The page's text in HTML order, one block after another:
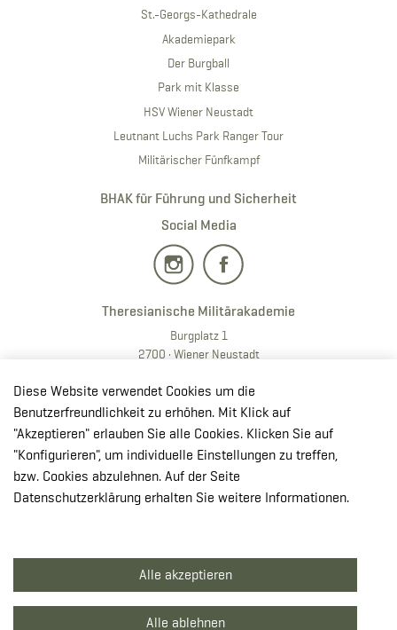
St.-Georgs-Kathedrale
Akademiepark
Der Burgball
Park mit Klasse
HSV Wiener Neustadt
Leutnant Luchs Park Ranger Tour
Militärischer Fünfkampf
BHAK für Führung und Sicherheit
Social Media
Theresianische Militärakademie
Burgplatz 1
2700 · Wiener Neustadt
T:+43 50201 20 28901
E:redaktion.milak @bmlv.gv.at
In OpenStreetMap öffnen
↳ Route mit GoogleMaps planen
Impressum
Datenschutzerklärung
Diese Website verwendet Cookies um die
Benutzerfreundlichkeit zu erhöhen. Mit Klick auf
"Akzeptieren" erlauben Sie alle Cookies. Klicken Sie auf
"Konfigurieren", um individuelle Einstellungen zu treffen,
bzw. Cookies abzulehnen. Auf der Seite
Datenschutzerklärung erhalten Sie weitere Informationen.
Alle akzeptieren
Alle ablehnen